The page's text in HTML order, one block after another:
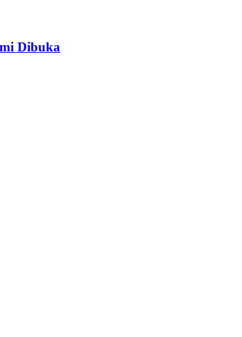
Dibuka